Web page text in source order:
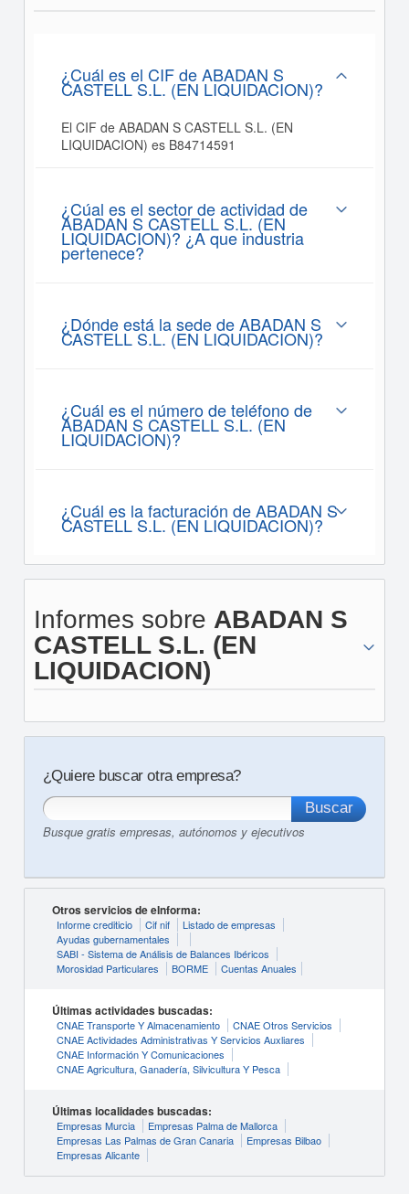
¿Cuál es el CIF de ABADAN S
CASTELL S.L. (EN LIQUIDACION)?
El CIF de ABADAN S CASTELL S.L. (EN
LIQUIDACION) es B84714591
¿Cúal es el sector de actividad de
ABADAN S CASTELL S.L. (EN
LIQUIDACION)? ¿A que industria
pertenece?
¿Dónde está la sede de ABADAN S
CASTELL S.L. (EN LIQUIDACION)?
¿Cuál es el número de teléfono de
ABADAN S CASTELL S.L. (EN
LIQUIDACION)?
¿Cuál es la facturación de ABADAN S
CASTELL S.L. (EN LIQUIDACION)?
Informes sobre ABADAN S
CASTELL S.L. (EN
LIQUIDACION)
¿Quiere buscar otra empresa?
Busque gratis empresas, autónomos y ejecutivos
Otros servicios de eInforma:
Informe crediticio Cif nif
Listado de empresas
Ayudas gubernamentales
SABI - Sistema de Análisis de Balances Ibéricos
Morosidad Particulares
BORME Cuentas Anuales
Últimas actividades buscadas:
CNAE Transporte Y Almacenamiento
CNAE Otros Servicios
CNAE Actividades Administrativas Y Servicios Auxliares
CNAE Información Y Comunicaciones
CNAE Agricultura, Ganadería, Silvicultura Y Pesca
Últimas localidades buscadas:
Empresas Murcia
Empresas Palma de Mallorca
Empresas Las Palmas de Gran Canaria
Empresas Bilbao
Empresas Alicante